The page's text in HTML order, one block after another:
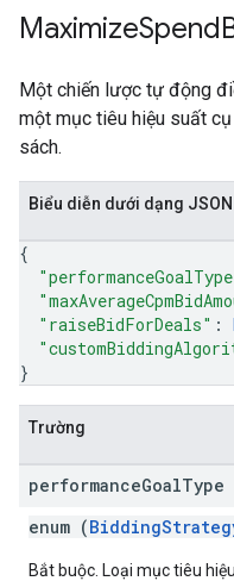
MaximizeSpend
Một chiến lược tự động
một mục tiêu hiệu suất
sách.
Biểu diễn dưới dạng JSON
{
"raiseBidForDeals" :
}
Trường
performanceGoalType
enum (
Bắt buộc. Loại mục tiêu